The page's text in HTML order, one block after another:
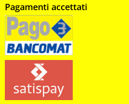
Pagamenti accettati